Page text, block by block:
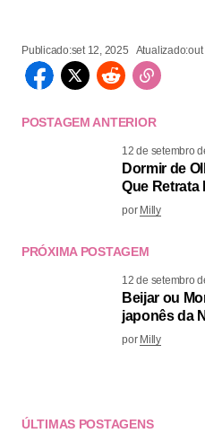
Publicado:set 12, 2025 Atualizado:out
POSTAGEM ANTERIOR
12 de setembro
Dormir de
Que Retrata
por Milly
PRÓXIMA POSTAGEM
12 de setembro
Beijar ou
japonês da
por Milly
ÚLTIMAS POSTAGENS